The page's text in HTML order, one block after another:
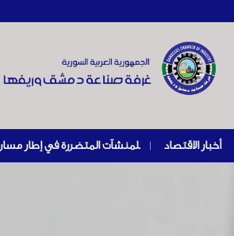
أخبار الاقتصاد |